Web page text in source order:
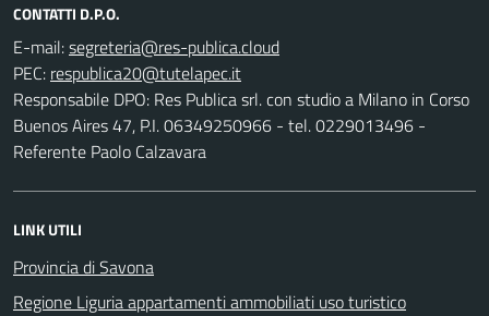
CONTATTI D.P.O.
E-mail:
PEC:
Responsabile DPO: Res Publica srl. con studio a Milano in Corso
Buenos Aires 47, P.I. 06349250966 - tel. 0229013496 -
Referente Paolo Calzavara
LINK UTILI
Provincia di Savona
Regione Liguria appartamenti ammobiliati uso turistico